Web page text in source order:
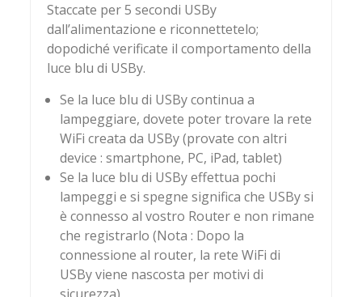
Staccate per 5 secondi USBy
dall’alimentazione e riconnettetelo;
dopodiché verificate il comportamento della
luce blu di USBy.
Se la luce blu di USBy continua a
lampeggiare, dovete poter trovare la rete
WiFi creata da USBy (provate con altri
device : smartphone, PC, iPad, tablet)
Se la luce blu di USBy effettua pochi
lampeggi e si spegne significa che USBy si
è connesso al vostro Router e non rimane
che registrarlo (Nota : Dopo la
connessione al router, la rete WiFi di
USBy viene nascosta per motivi di